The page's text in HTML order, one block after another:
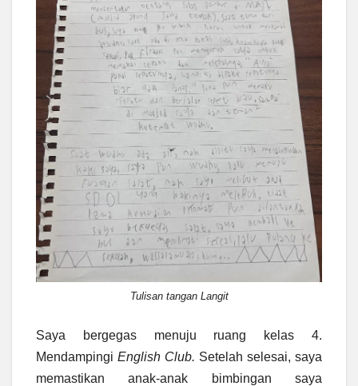
Tulisan tangan Langit
Saya bergegas menuju ruang kelas 4.
Mendampingi English Club. Setelah selesai, saya
memastikan anak-anak bimbingan saya